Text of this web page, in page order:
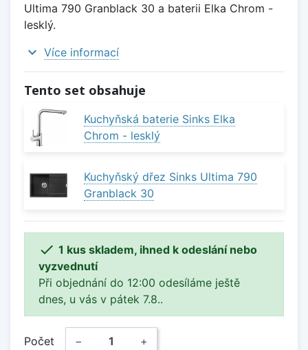
Ultima 790 Granblack 30 a baterii Elka Chrom -
lesklý.
expand_more Více informací
Tento set obsahuje
Kuchyňská baterie Sinks Elka
Chrom - lesklý
Kuchyňský dřez Sinks Ultima 790
Granblack 30
 1 kus skladem, ihned k odeslání nebo
vyzvednutí
Při objednání do 12:00 odesíláme ještě
dnes, u vás v pátek 7.8..
Počet − +